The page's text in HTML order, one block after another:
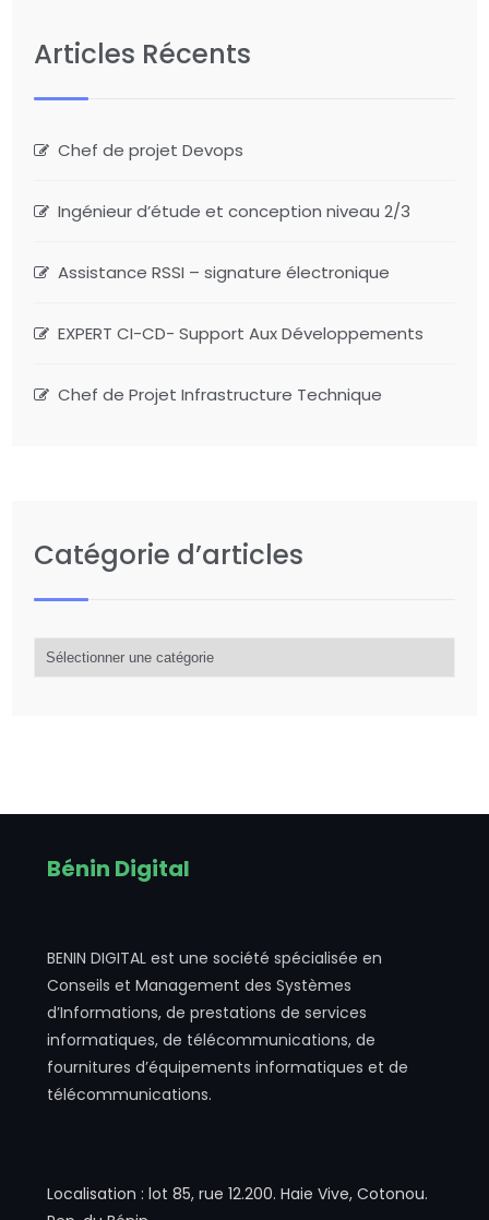
Articles Récents
Chef de projet Devops
Ingénieur d’étude et conception niveau 2/3
Assistance RSSI – signature électronique
EXPERT CI-CD- Support Aux Développements
Chef de Projet Infrastructure Technique
Catégorie d’articles
d’articles
Bénin Digital
BENIN DIGITAL est une société spécialisée en
Conseils et Management des Systèmes
d’Informations, de prestations de services
informatiques, de télécommunications, de
fournitures d’équipements informatiques et de
télécommunications.
Localisation : lot 85, rue 12.200. Haie Vive, Cotonou.